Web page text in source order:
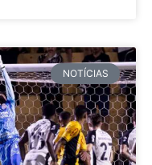
NOTÍCIAS